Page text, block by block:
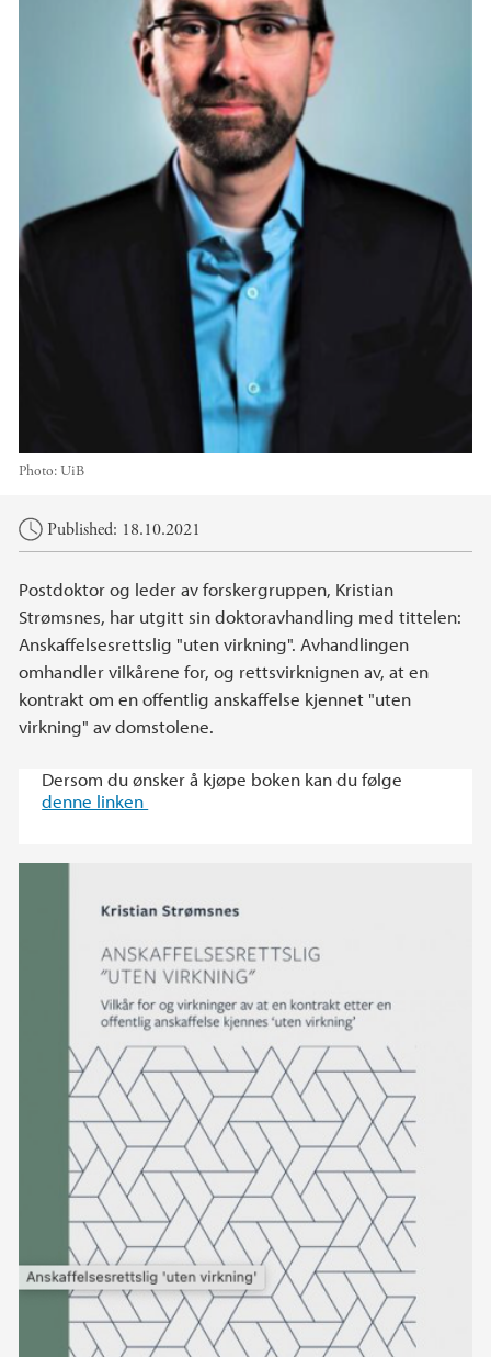
Photo:UiB
Main content
Published: 18.10.2021
Postdoktor og leder av forskergruppen, Kristian
Strømsnes, har utgitt sin doktoravhandling med tittelen:
Anskaffelsesrettslig "uten virkning". Avhandlingen
omhandler vilkårene for, og rettsvirknignen av, at en
kontrakt om en offentlig anskaffelse kjennet "uten
virkning" av domstolene.
Dersom du ønsker å kjøpe boken kan du følge
denne linken